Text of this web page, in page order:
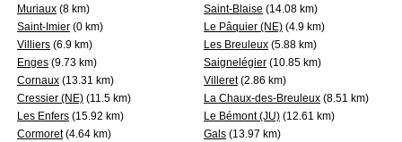
Muriaux (8 km) Saint-Blaise (14.08 km)
Saint-Imier (0 km) Le Pâquier (NE) (4.9 km)
Villiers (6.9 km) Les Breuleux (5.88 km)
Enges (9.73 km) Saignelégier (10.85 km)
Cornaux (13.31 km) Villeret(2.86 km)
Cressier (NE) (11.5 km) La Chaux-des-Breuleux (8.51 km)
Les Enfers (15.92 km) Le Bémont (JU) (12.61 km)
Cormoret(4.64 km) Gals (13.97 km)